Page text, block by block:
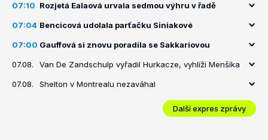
07:10 Rozjetá Ealaová urvala sedmou výhru v řadě
07:04 Bencicová udolala parťačku Siniakové
07:00 Gauffová si znovu poradila se Sakkariovou
07.08. Van De Zandschulp vyřadil Hurkacze, vyhlíží Menšíka
07.08. Shelton v Montrealu nezaváhal
Další expres zprávy